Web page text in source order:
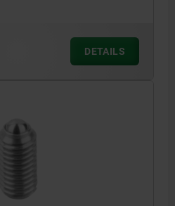
DETAILS